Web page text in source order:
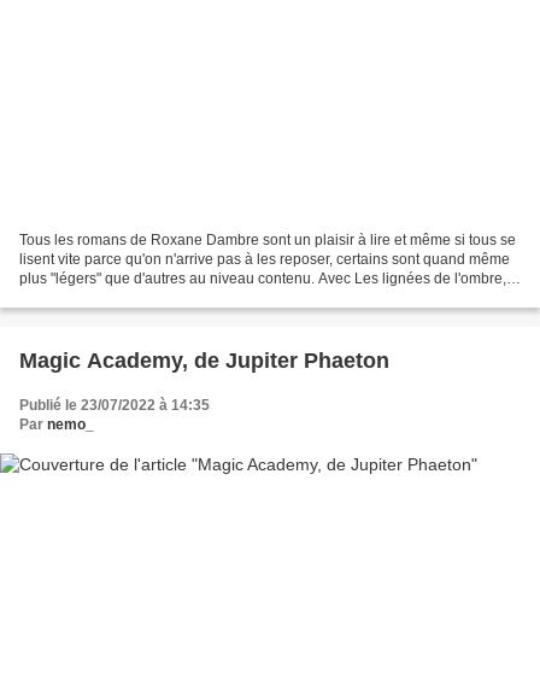
Tous les romans de Roxane Dambre sont un plaisir à lire et même si tous se
lisent vite parce qu'on n'arrive pas à les reposer, certains sont quand même
plus "légers" que d'autres au niveau contenu. Avec Les lignées de l'ombre,
Magic Academy, de Jupiter Phaeton
Publié le 23/07/2022 à 14:35
Par nemo_